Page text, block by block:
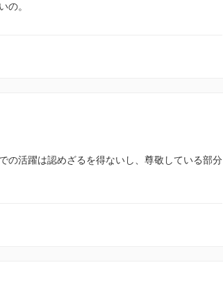
の。
の活躍は認めざるを得ないし、尊敬している部分